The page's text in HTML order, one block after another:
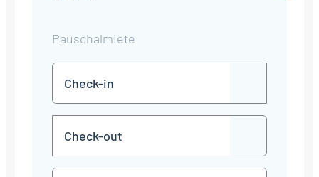
Pauschalmiete
in
TT
Punkt
MM
JJJJ
TT
Punkt
MM